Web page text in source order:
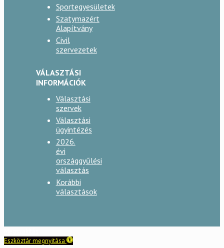
Sportegyesületek
Szatymazért
Alapítvány
Civil
szervezetek
VÁLASZTÁSI
INFORMÁCIÓK
Választási
szervek
Választási
ügyintézés
2026.
évi
országgyűlési
választás
Korábbi
választások
Eszköztár megnyitása